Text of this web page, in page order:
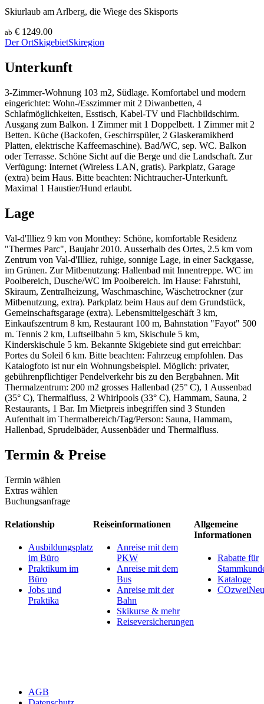
Skiurlaub am Arlberg, die Wiege des Skisports
ab € 1249.00
Der OrtSkigebietSkiregion
Unterkunft
3-Zimmer-Wohnung 103 m2, Südlage. Komfortabel und modern
eingerichtet: Wohn-/Esszimmer mit 2 Diwanbetten, 4
Schlafmöglichkeiten, Esstisch, Kabel-TV und Flachbildschirm.
Ausgang zum Balkon. 1 Zimmer mit 1 Doppelbett. 1 Zimmer mit 2
Betten. Küche (Backofen, Geschirrspüler, 2 Glaskeramikherd
Platten, elektrische Kaffeemaschine). Bad/WC, sep. WC. Balkon
oder Terrasse. Schöne Sicht auf die Berge und die Landschaft. Zur
Verfügung: Internet (Wireless LAN, gratis). Parkplatz, Garage
(extra) beim Haus. Bitte beachten: Nichtraucher-Unterkunft.
Maximal 1 Haustier/Hund erlaubt.
Lage
Val-d'Illiez 9 km von Monthey: Schöne, komfortable Residenz
"Thermes Parc", Baujahr 2010. Ausserhalb des Ortes, 2.5 km vom
Zentrum von Val-d'Illiez, ruhige, sonnige Lage, in einer Sackgasse,
im Grünen. Zur Mitbenutzung: Hallenbad mit Innentreppe. WC im
Poolbereich, Dusche/WC im Poolbereich. Im Hause: Fahrstuhl,
Skiraum, Zentralheizung, Waschmaschine, Wäschetrockner (zur
Mitbenutzung, extra). Parkplatz beim Haus auf dem Grundstück,
Gemeinschaftsgarage (extra). Lebensmittelgeschäft 3 km,
Einkaufszentrum 8 km, Restaurant 100 m, Bahnstation "Fayot" 500
m. Tennis 2 km, Luftseilbahn 5 km, Skischule 5 km,
Kinderskischule 5 km. Bekannte Skigebiete sind gut erreichbar:
Portes du Soleil 6 km. Bitte beachten: Fahrzeug empfohlen. Das
Katalogfoto ist nur ein Wohnungsbeispiel. Möglich: privater,
gebührenpflichtiger Pendelverkehr bis zu den Bergbahnen. Mit
Thermalzentrum: 200 m2 grosses Hallenbad (25° C), 1 Aussenbad
(35° C), Thermalfluss, 2 Whirlpools (33° C), Hammam, Sauna, 2
Restaurants, 1 Bar. Im Mietpreis inbegriffen sind 3 Stunden
Aufenthalt im Thermalbereich/Tag/Person: Sauna, Hammam,
Hallenbad, Sprudelbäder, Aussenbäder und Thermalfluss.
Termin & Preise
Termin wählen
Extras wählen
Buchungsanfrage
Relationship
Ausbildungsplatz
im Büro
Praktikum im
Büro
Jobs und
Praktika
Reiseinformationen
Anreise mit dem
PKW
Anreise mit dem
Bus
Anreise mit der
Bahn
Skikurse & mehr
Reiseversicherungen
Allgemeine
Informationen
Rabatte für
Kataloge
AGB